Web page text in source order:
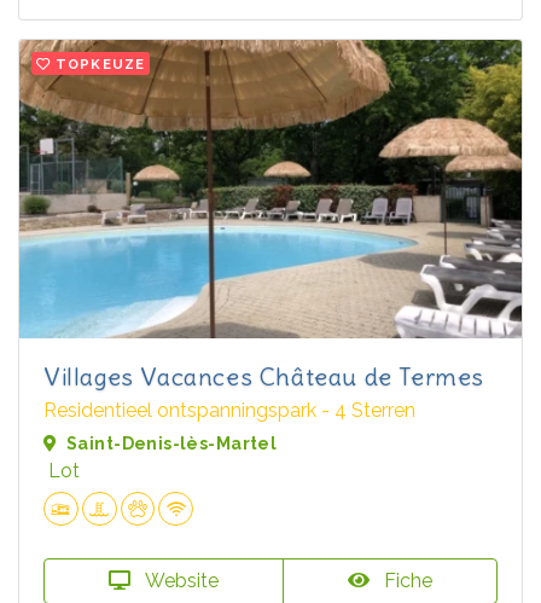
TOPKEUZE
Villages Vacances Château de Termes
Residentieel ontspanningspark - 4 Sterren
Saint-Denis-lès-Martel
Lot
Website Fiche